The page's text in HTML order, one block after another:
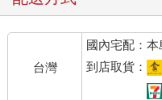
台灣
國內宅配：本
到店取貨：